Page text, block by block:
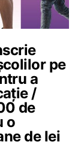
pe
a
/
de
o
de lei